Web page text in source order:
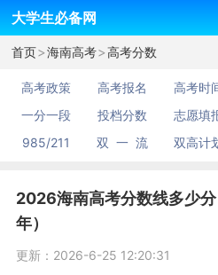
大学生必备网
首页>海南高考>高考分数
高考政策 高考报名 高考时
一分一段
投档分数 志愿填
985/211
双 一 流 双高计
2026海南高考分数线多少
年）
更新：2026-6-25 12:20:31